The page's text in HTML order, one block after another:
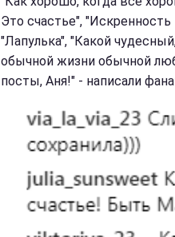
Это счастье",
"Лапулька", "Какой
обычной жизни обычной
посты, Аня!" - написали